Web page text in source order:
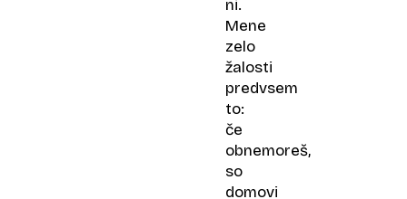
ni.
Mene
zelo
žalosti
predvsem
to:
če
obnemoreš,
so
domovi